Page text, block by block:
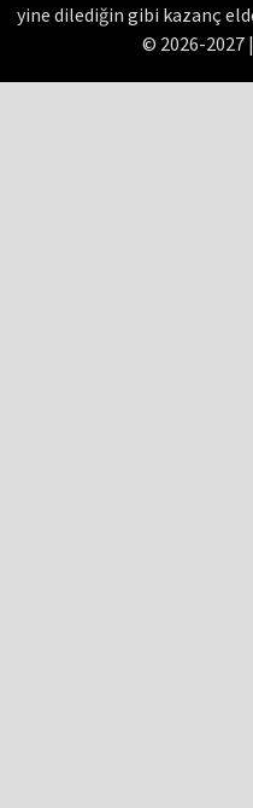
yine dilediğin gibi kazanç
© 2026-2027 |